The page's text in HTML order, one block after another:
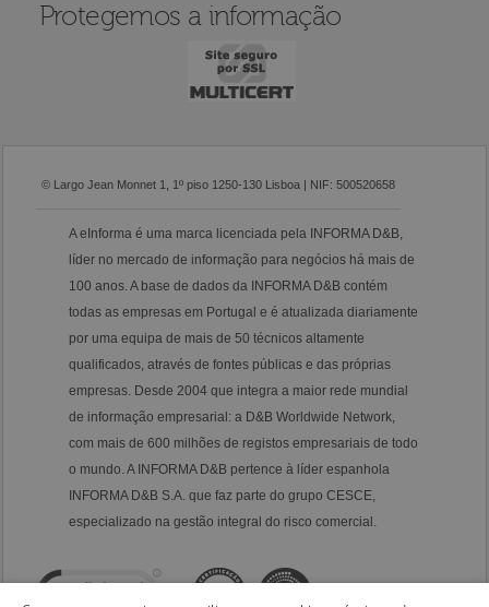
Protegemos a informação
© Largo Jean Monnet 1, 1º piso 1250-130 Lisboa | NIF: 500520658
A eInforma é uma marca licenciada pela INFORMA D&B,
líder no mercado de informação para negócios há mais de
100 anos. A base de dados da INFORMA D&B contém
todas as empresas em Portugal e é atualizada diariamente
por uma equipa de mais de 50 técnicos altamente
qualificados, através de fontes públicas e das próprias
empresas. Desde 2004 que integra a maior rede mundial
de informação empresarial: a D&B Worldwide Network,
com mais de 600 milhões de registos empresariais de todo
o mundo. A INFORMA D&B pertence à líder espanhola
INFORMA D&B S.A. que faz parte do grupo CESCE,
especializado na gestão integral do risco comercial.